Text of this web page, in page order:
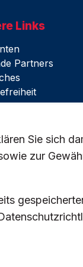
Sie sich
zur
Links
Partners